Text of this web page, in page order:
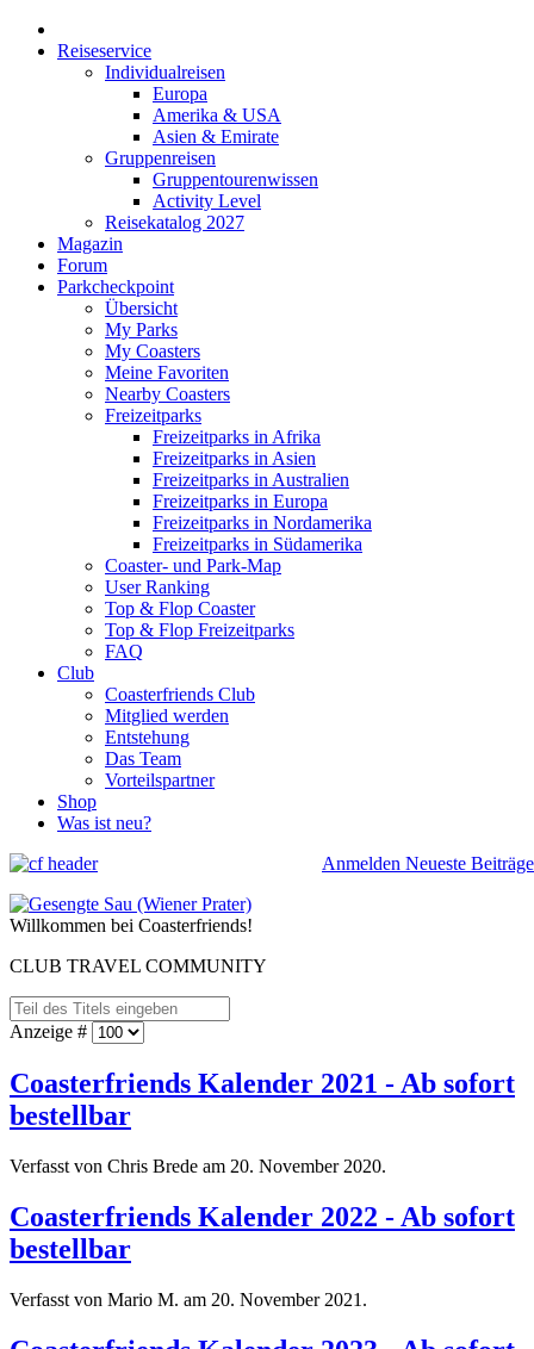
Reiseservice
Individualreisen
Europa
Amerika & USA
Asien & Emirate
Gruppenreisen
Gruppentourenwissen
Activity Level
Reisekatalog 2027
Magazin
Forum
Parkcheckpoint
Übersicht
My Parks
My Coasters
Meine Favoriten
Nearby Coasters
Freizeitparks
Freizeitparks in Afrika
Freizeitparks in Asien
Freizeitparks in Australien
Freizeitparks in Europa
Freizeitparks in Nordamerika
Freizeitparks in Südamerika
Coaster- und Park-Map
User Ranking
Top & Flop Coaster
Top & Flop Freizeitparks
FAQ
Club
Coasterfriends Club
Mitglied werden
Entstehung
Das Team
Vorteilspartner
Shop
Was ist neu?
Anmelden Neueste Beiträge
Willkommen bei Coasterfriends!
CLUB TRAVEL COMMUNITY
Anzeige #
Coasterfriends Kalender 2021 - Ab sofort
bestellbar
Verfasst von Chris Brede am 20. November 2020.
Coasterfriends Kalender 2022 - Ab sofort
bestellbar
Verfasst von Mario M. am 20. November 2021 .